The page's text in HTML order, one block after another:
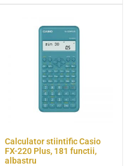
Calculator stiintific Casio
FX-220 Plus, 181 functii,
albastru